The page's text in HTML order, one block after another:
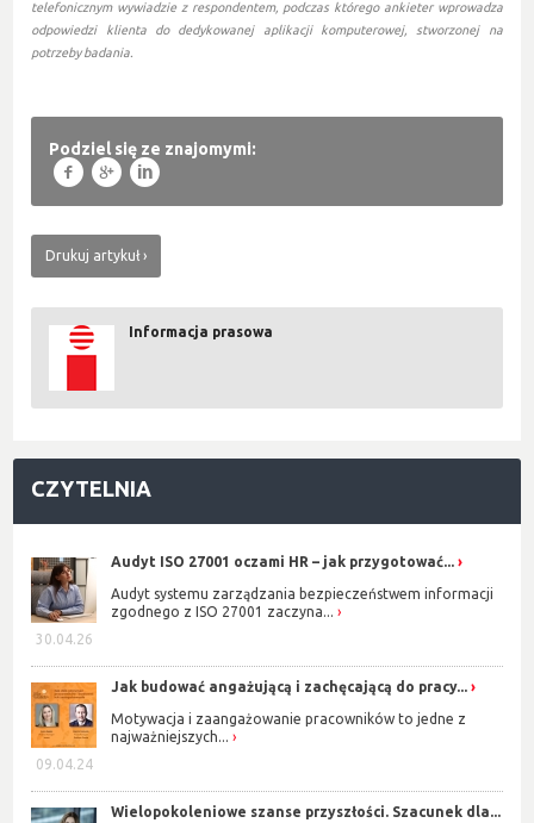
telefonicznym wywiadzie z respondentem, podczas którego ankieter wprowadza
odpowiedzi klienta do dedykowanej aplikacji komputerowej, stworzonej na
potrzeby badania.
Podziel się ze znajomymi:
f g l
Drukuj artykuł
Informacja prasowa
CZYTELNIA
30.04.26
Audyt ISO 27001 oczami HR – jak przygotować...
Audyt systemu zarządzania bezpieczeństwem informacji
zgodnego z ISO 27001 zaczyna...
09.04.24
Jak budować angażującą i zachęcającą do pracy...
Motywacja i zaangażowanie pracowników to jedne z
najważniejszych...
Wielopokoleniowe szanse przyszłości. Szacunek dla...